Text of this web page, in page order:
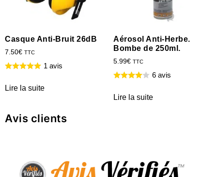
Casque Anti-Bruit 26dB
7.50€ TTC
1 avis
Lire la suite
Aérosol Anti-Herbe.
Bombe de 250ml.
5.99€ TTC
6 avis
Lire la suite
Avis clients